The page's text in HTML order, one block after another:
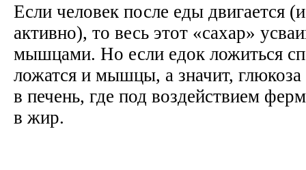
Если человек после еды двигается
активно), то весь этот «сахар»
мышцами. Но если едок ложиться
ложатся и мышцы, а значит,
в печень, где под воздействием
в жир.